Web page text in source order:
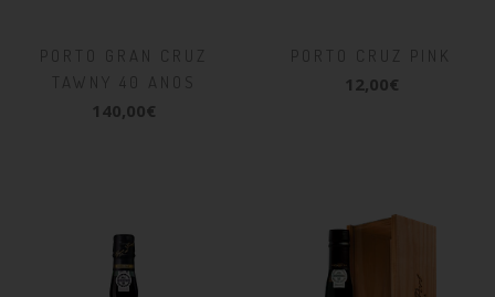
PORTO GRAN CRUZ
TAWNY 40 ANOS
140,00€
PORTO CRUZ PINK
12,00€